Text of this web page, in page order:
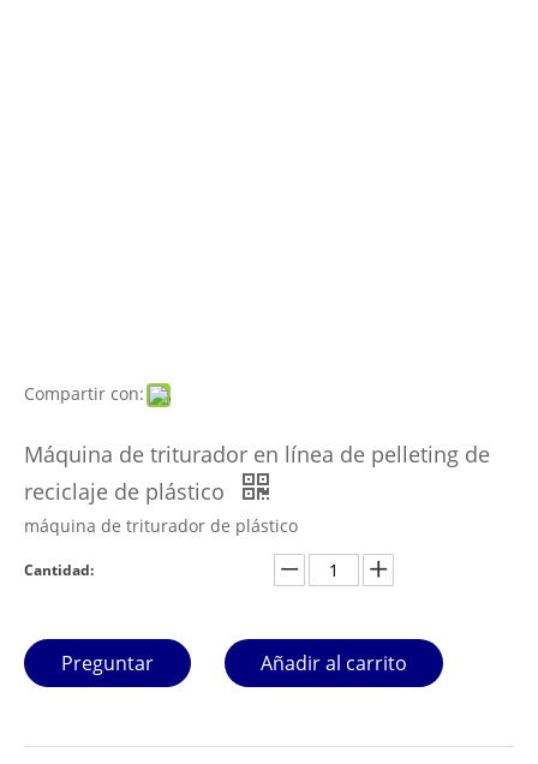
Compartir con:
Máquina de triturador en línea de pelleting de
reciclaje de plástico
máquina de triturador de plástico
Cantidad:
Preguntar Añadir al carrito